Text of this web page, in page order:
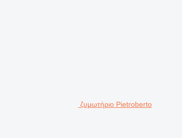
ζυμωτήριο Pietroberto